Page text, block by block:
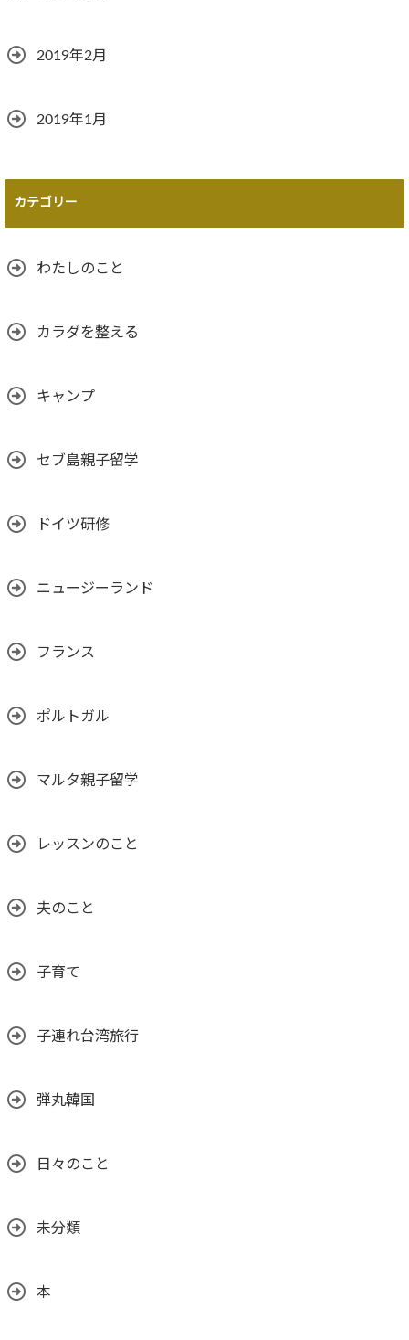
2019年2月
2019年1月
カテゴリー
わたしのこと
カラダを整える
キャンプ
セブ島親子留学
ドイツ研修
ニュージーランド
フランス
ポルトガル
マルタ親子留学
レッスンのこと
夫のこと
子育て
子連れ台湾旅行
弾丸韓国
日々のこと
未分類
本